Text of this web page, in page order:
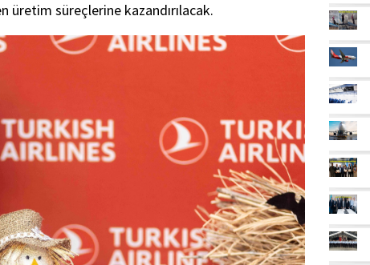
üretim süreçlerine kazandırılacak.